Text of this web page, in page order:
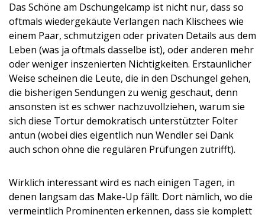
Das Schöne am Dschungelcamp ist nicht nur, dass so
oftmals wiedergekäute Verlangen nach Klischees wie
einem Paar, schmutzigen oder privaten Details aus dem
Leben (was ja oftmals dasselbe ist), oder anderen mehr
oder weniger inszenierten Nichtigkeiten. Erstaunlicher
Weise scheinen die Leute, die in den Dschungel gehen,
die bisherigen Sendungen zu wenig geschaut, denn
ansonsten ist es schwer nachzuvollziehen, warum sie
sich diese Tortur demokratisch unterstützter Folter
antun (wobei dies eigentlich nun Wendler sei Dank
auch schon ohne die regulären Prüfungen zutrifft).
Wirklich interessant wird es nach einigen Tagen, in
denen langsam das Make-Up fällt. Dort nämlich, wo die
vermeintlich Prominenten erkennen, dass sie komplett